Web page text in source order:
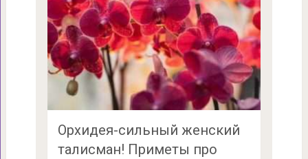
Орхидея-сильный женский
талисман! Приметы про